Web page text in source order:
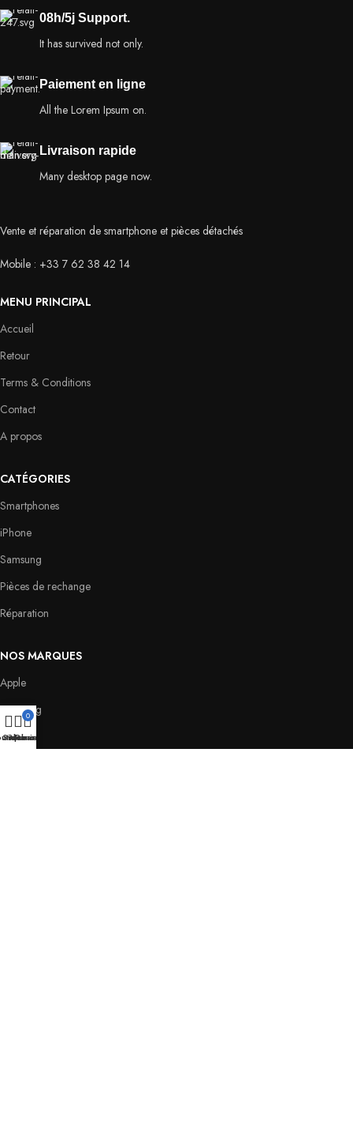
08h/5j Support.
It has survived not only.
Paiement en ligne
All the Lorem Ipsum on.
Livraison rapide
Many desktop page now.
Vente et réparation de smartphone et pièces détachés
Mobile : +33 7 62 38 42 14
MENU PRINCIPAL
Accueil
Retour
Terms & Conditions
Contact
A propos
CATÉGORIES
Smartphones
iPhone
Samsung
Pièces de rechange
Réparation
NOS MARQUES
Apple
Samsung
Oppo
Sidebar
0
Panier
Mon compte